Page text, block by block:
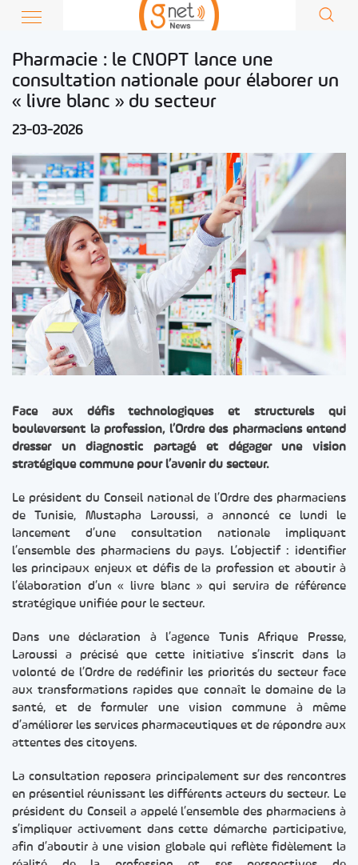
Pharmacie : le CNOPT lance une
consultation nationale pour élaborer un
« livre blanc » du secteur
23-03-2026
Face aux défis technologiques et structurels qui
bouleversent la profession, l’Ordre des pharmaciens entend
dresser un diagnostic partagé et dégager une vision
stratégique commune pour l’avenir du secteur.
Le président du Conseil national de l’Ordre des pharmaciens
de Tunisie, Mustapha Laroussi, a annoncé ce lundi le
lancement d’une consultation nationale impliquant
l’ensemble des pharmaciens du pays. L’objectif : identifier
les principaux enjeux et défis de la profession et aboutir à
l’élaboration d’un « livre blanc » qui servira de référence
stratégique unifiée pour le secteur.
Dans une déclaration à l’agence Tunis Afrique Presse,
Laroussi a précisé que cette initiative s’inscrit dans la
volonté de l’Ordre de redéfinir les priorités du secteur face
aux transformations rapides que connaît le domaine de la
santé, et de formuler une vision commune à même
d’améliorer les services pharmaceutiques et de répondre aux
attentes des citoyens.
La consultation reposera principalement sur des rencontres
en présentiel réunissant les différents acteurs du secteur. Le
président du Conseil a appelé l’ensemble des pharmaciens à
s’impliquer activement dans cette démarche participative,
afin d’aboutir à une vision globale qui reflète fidèlement la